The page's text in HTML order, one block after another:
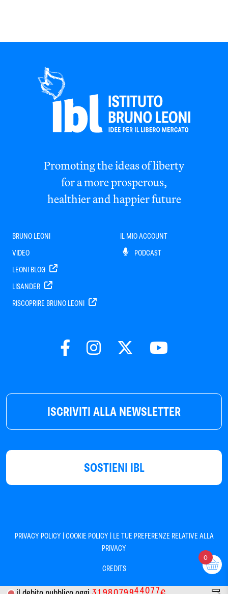
ISCRIVITI ALLA NEWSLETTER
SOSTIENI IBL
Promoting the ideas of liberty
for a more prosperous,
healthier and happier future
BRUNO LEONI
VIDEO
LEONI BLOG
LISANDER
RISCOPRIRE BRUNO LEONI
IL MIO ACCOUNT
PODCAST
PRIVACY POLICY |COOKIE POLICY | LE TUE PREFERENZE RELATIVE ALLA
PRIVACY
CREDITS
0